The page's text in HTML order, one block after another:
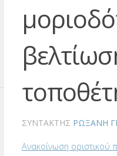
ΣΥΝΤΆΚΤΗΣ ΡΩΞΆΝΗ
Ανακοίνωση οριστικού